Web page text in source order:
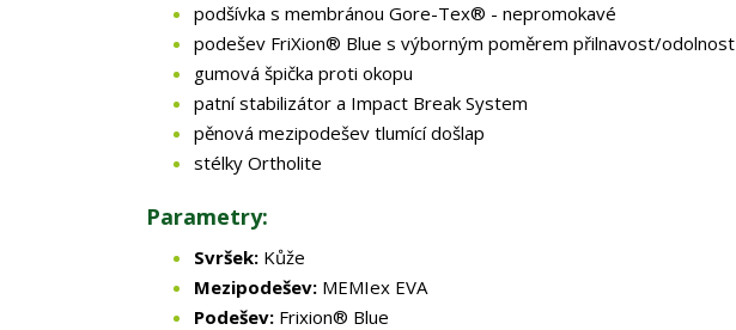
podšívka s membránou Gore-Tex® - nepromokavé
podešev FriXion® Blue s výborným poměrem přilnavost/odolnost
gumová špička proti okopu
patní stabilizátor a Impact Break System
pěnová mezipodešev tlumící došlap
stélky Ortholite
Parametry:
Svršek: Kůže
Mezipodešev: MEMIex EVA
Podešev: Frixion® Blue